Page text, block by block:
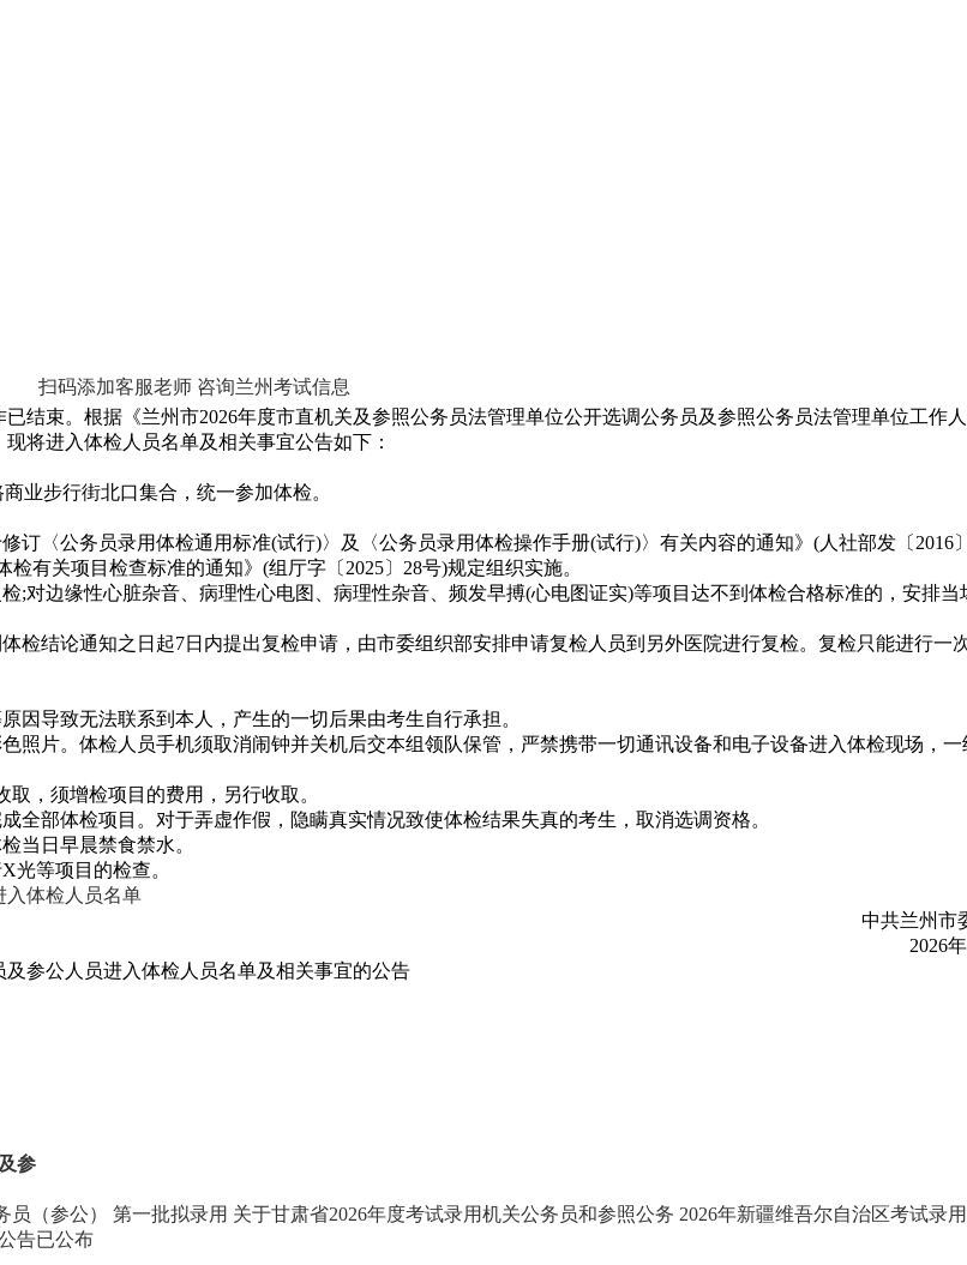
扫码添加客服老师 咨询兰州考试信息
束。根据《兰州市2026年度市直机关及参照公务员法管理单位公开选调公务员及参照公务员法管理单位工作
将进入体检人员名单及相关事宜公告如下：
业步行街北口集合，统一参加体检。
修订〈公务员录用体检通用标准(试行)〉及〈公务员录用体检操作手册(试行)〉有关内容的通知》(人社部发〔2016
有关项目检查标准的通知》(组厅字〔2025〕28号)规定组织实施。
边缘性心脏杂音、病理性心电图、病理性杂音、频发早搏(心电图证实)等项目达不到体检合格标准的，安排当
结论通知之日起7日内提出复检申请，由市委组织部安排申请复检人员到另外医院进行复检。复检只能进行一
导致无法联系到本人，产生的一切后果由考生自行承担。
片。体检人员手机须取消闹钟并关机后交本组领队保管，严禁携带一切通讯设备和电子设备进入体检现场，一
，须增检项目的费用，另行收取。
部体检项目。对于弄虚作假，隐瞒真实情况致使体检结果失真的考生，取消选调资格。
当日早晨禁食禁水。
等项目的检查。
入体检人员名单
中共兰州市
2026年
参公人员进入体检人员名单及相关事宜的公告
参
员（参公） 第一批拟录用 关于甘肃省2026年度考试录用机关公务员和参照公务 2026年新疆维吾尔自治区考试录
告已公布